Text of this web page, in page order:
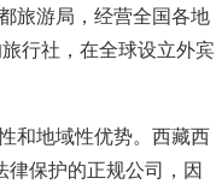
旅游局，经营全国各地
行社，在全球设立外宾
和地域性优势。西藏西
保护的正规公司，因